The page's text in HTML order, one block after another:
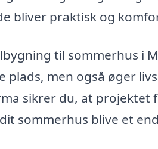
bliver praktisk og
til sommerhus i
plads, men også øger
sikrer du, at projektet
sommerhus blive et